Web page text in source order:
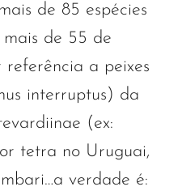
de 85 espécies
de 55 de
referência a peixes
interruptus) da
(ex:
tetra no Uruguai,
verdade é: